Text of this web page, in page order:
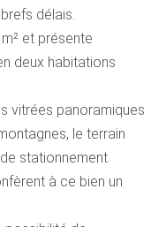
délais.
et présente
deux habitations
vitrées panoramiques
le terrain
stationnement
à ce bien un